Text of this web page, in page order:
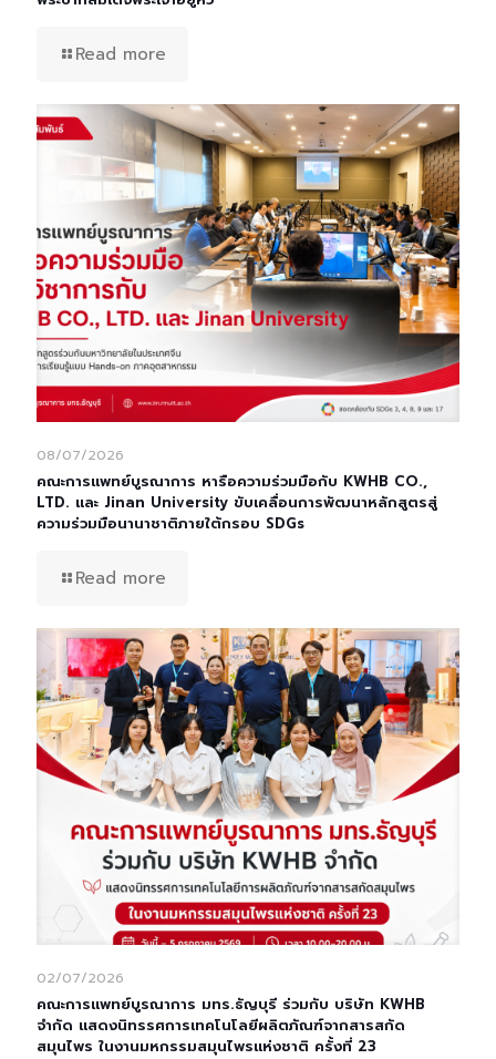
Read more
08/07/2026
คณะการแพทย์บูรณาการ หารือความร่วมมือกับ KWHB CO.,
LTD. และ Jinan University ขับเคลื่อนการพัฒนาหลักสูตรสู่
ความร่วมมือนานาชาติภายใต้กรอบ SDGs
Read more
02/07/2026
คณะการแพทย์บูรณาการ มทร.ธัญบุรี ร่วมกับ บริษัท KWHB
จำกัด แสดงนิทรรศการเทคโนโลยีผลิตภัณฑ์จากสารสกัด
สมุนไพร ในงานมหกรรมสมุนไพรแห่งชาติ ครั้งที่ 23